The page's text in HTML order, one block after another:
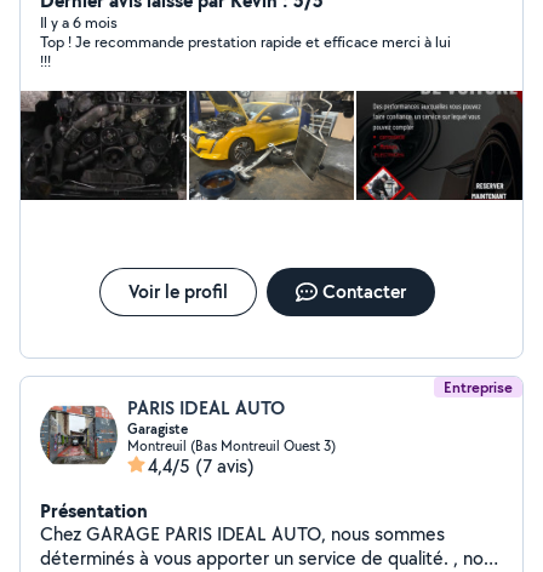
Il y a 6 mois
Top ! Je recommande prestation rapide et efficace merci à lui
!!!
Voir le profil Contacter
Entreprise
PARIS IDEAL AUTO
Garagiste
Montreuil (Bas Montreuil Ouest 3)
4,4/5 (7 avis)
Présentation
Chez GARAGE PARIS IDEAL AUTO, nous sommes
déterminés à vous apporter un service de qualité. , nous